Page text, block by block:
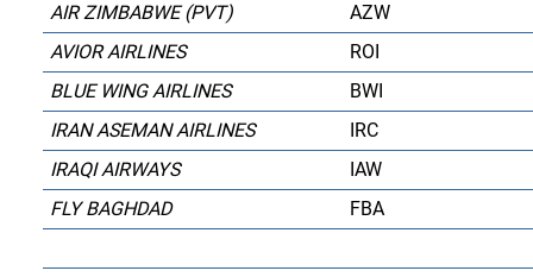
AIR ZIMBABWE (PVT)
AZW
AVIOR AIRLINES
ROI
BLUE WING AIRLINES
BWI
IRAN ASEMAN AIRLINES
IRC
IRAQI AIRWAYS
IAW
FLY BAGHDAD
FBA